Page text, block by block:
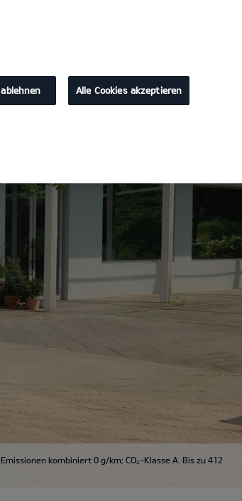
kombiniert 0 g/km; CO₂-Klasse A. Bis zu 412
Alle Cookies akzeptieren